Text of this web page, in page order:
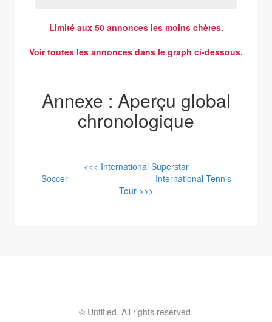
Limité aux 50 annonces les moins chères.
Voir toutes les annonces dans le graph ci-dessous.
Annexe : Aperçu global
chronologique
<<< International Superstar
Soccer
International Tennis
Tour >>>
© Untitled. All rights reserved.